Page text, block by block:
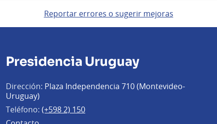
Reportar errores o sugerir mejoras
Presidencia Uruguay
Dirección: Plaza Independencia 710 (Montevideo-
Uruguay)
Teléfono: (+598 2) 150